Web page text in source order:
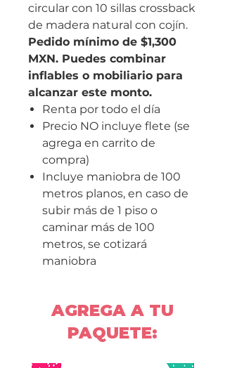
circular con 10 sillas crossback
de madera natural con cojín.
Pedido mínimo de $1,300
MXN. Puedes combinar
inflables o mobiliario para
alcanzar este monto.
Renta por todo el día
Precio NO incluye flete (se
agrega en carrito de
compra)
Incluye maniobra de 100
metros planos, en caso de
subir más de 1 piso o
caminar más de 100
metros, se cotizará
maniobra
AGREGA A TU
PAQUETE: